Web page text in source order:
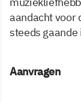
aandacht voor
steeds gaande
Aanvragen